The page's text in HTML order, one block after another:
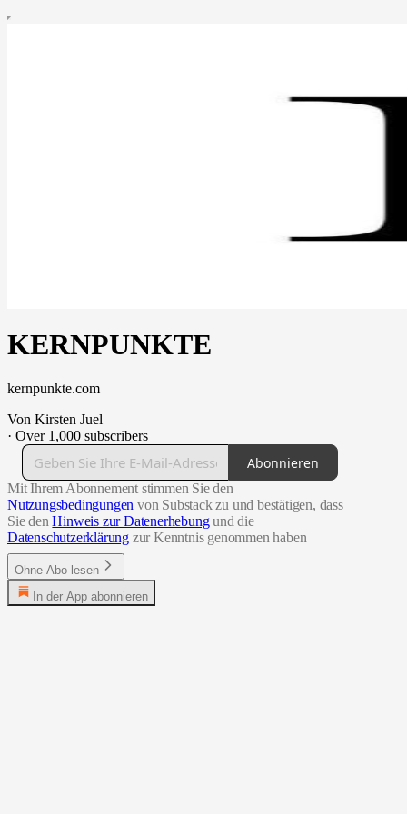
KERNPUNKTE
kernpunkte.com
Von Kirsten Juel
· Over 1,000 subscribers
Abonnieren
Mit Ihrem Abonnement stimmen Sie den
Nutzungsbedingungen von Substack zu und bestätigen, dass
Sie denHinweis zur Datenerhebungund die
Datenschutzerklärung zur Kenntnis genommen haben
Ohne Abo lesen
In der App abonnieren